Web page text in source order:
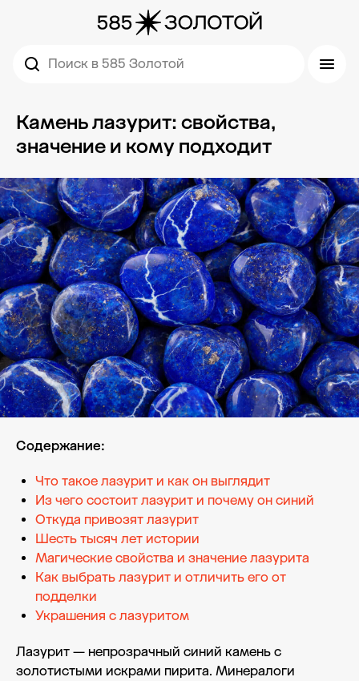
Поиск в 585 Золотой
Камень лазурит: свойства,
значение и кому подходит
Содержание:
Что такое лазурит и как он выглядит
Из чего состоит лазурит и почему он синий
Откуда привозят лазурит
Шесть тысяч лет истории
Магические свойства и значение лазурита
Как выбрать лазурит и отличить его от
подделки
Украшения с лазуритом
Лазурит — непрозрачный синий камень с
золотистыми искрами пирита. Минералоги